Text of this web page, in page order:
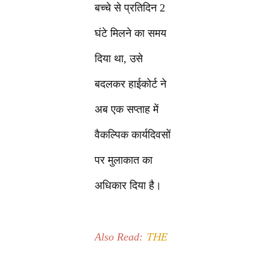
बच्चे से प्रतिदिन 2
घंटे मिलने का समय
दिया था, उसे
बदलकर हाईकोर्ट ने
अब एक सप्ताह में
वैकल्पिक कार्यदिवसों
पर मुलाकात का
अधिकार दिया है।
Also Read: THE